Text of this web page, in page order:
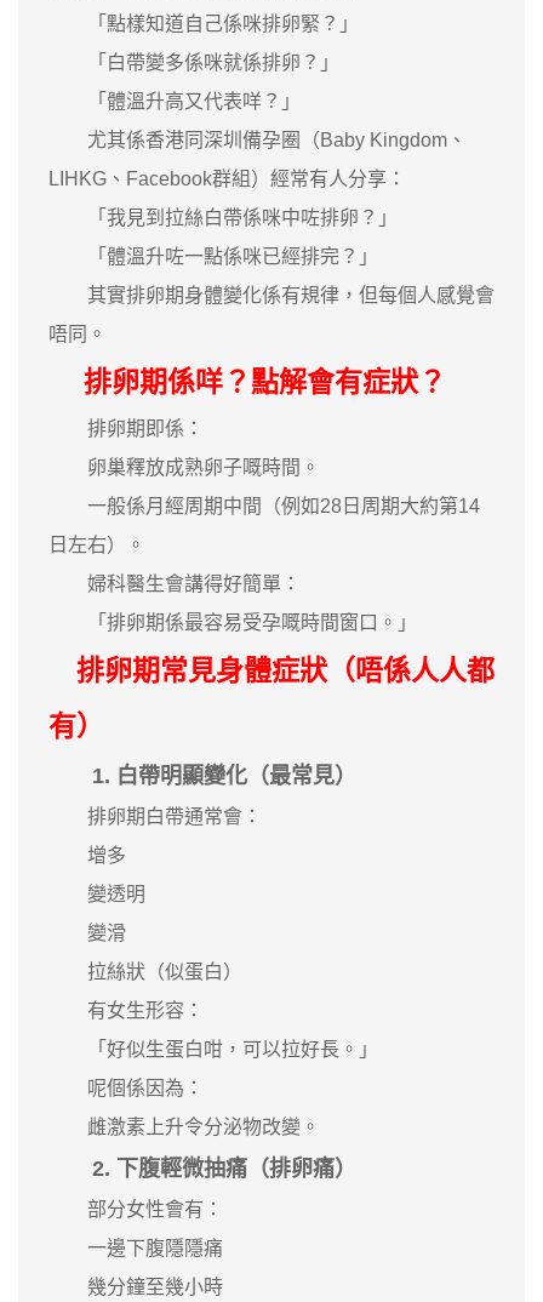
「點樣知道自己係咪排卵緊？」
「白帶變多係咪就係排卵？」
「體溫升高又代表咩？」
尤其係香港同深圳備孕圈（Baby Kingdom、
LIHKG、Facebook群組）經常有人分享：
「我見到拉絲白帶係咪中咗排卵？」
「體溫升咗一點係咪已經排完？」
其實排卵期身體變化係有規律，但每個人感覺會
唔同。
排卵期係咩？點解會有症狀？
排卵期即係：
卵巢釋放成熟卵子嘅時間。
一般係月經周期中間（例如28日周期大約第14
日左右）。
婦科醫生會講得好簡單：
「排卵期係最容易受孕嘅時間窗口。」
排卵期常見身體症狀（唔係人人都
有）
1. 白帶明顯變化（最常見）
排卵期白帶通常會：
增多
變透明
變滑
拉絲狀（似蛋白）
有女生形容：
「好似生蛋白咁，可以拉好長。」
呢個係因為：
雌激素上升令分泌物改變。
2. 下腹輕微抽痛（排卵痛）
部分女性會有：
一邊下腹隱隱痛
幾分鐘至幾小時